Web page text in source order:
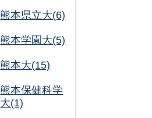
熊本県立大(6)
熊本学園大(5)
熊本大(15)
熊本保健科学
大(1)